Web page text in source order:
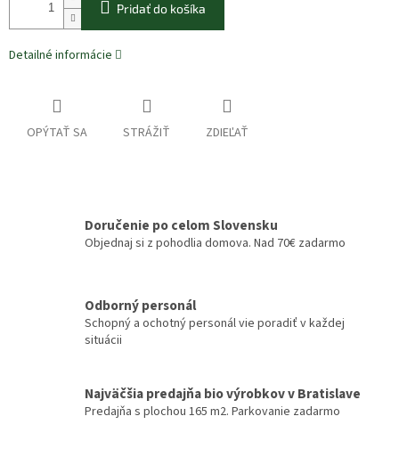
Pridať do košíka
Detailné informácie
OPÝTAŤ SA STRÁŽIŤ ZDIEĽAŤ
Doručenie po celom Slovensku
Objednaj si z pohodlia domova. Nad 70€ zadarmo
Odborný personál
Schopný a ochotný personál vie poradiť v každej
situácii
Najväčšia predajňa bio výrobkov v Bratislave
Predajňa s plochou 165 m2. Parkovanie zadarmo